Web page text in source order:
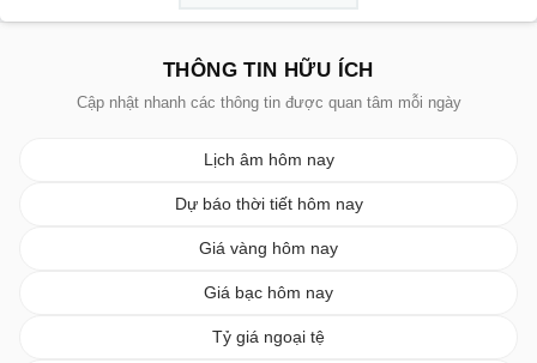
THÔNG TIN HỮU ÍCH
Cập nhật nhanh các thông tin được quan tâm mỗi ngày
Lịch âm hôm nay
Dự báo thời tiết hôm nay
Giá vàng hôm nay
Giá bạc hôm nay
Tỷ giá ngoại tệ